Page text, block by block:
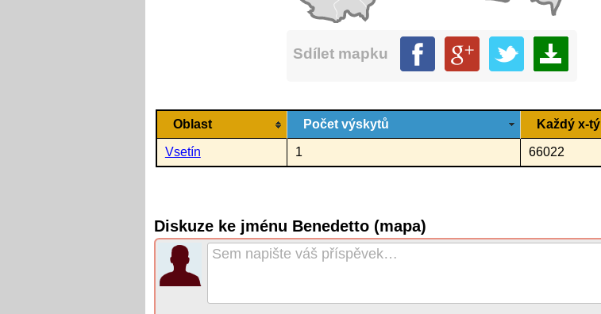
Sdílet mapku
Oblast Počet výskytů Každý x-tý
Vsetín 1 66022
Diskuze ke jménu Benedetto (mapa)